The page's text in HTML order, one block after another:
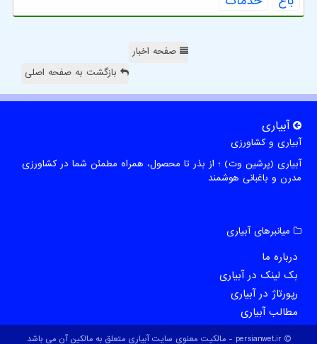
صفحه اخبار
بازگشت به صفحه اصلی
آبیاری
آبیاری و کشاورزی
آبیاری (پرشین وت) ؛ از بذر تا محصول، همراه مطمئن شما در کشاورزی
مدرن و باغبانی هوشمند
میانبرهای آبیاری
درباره ما
بک لینک در آبیاری
رپورتاژ در آبیاری
مطالب آبیاری